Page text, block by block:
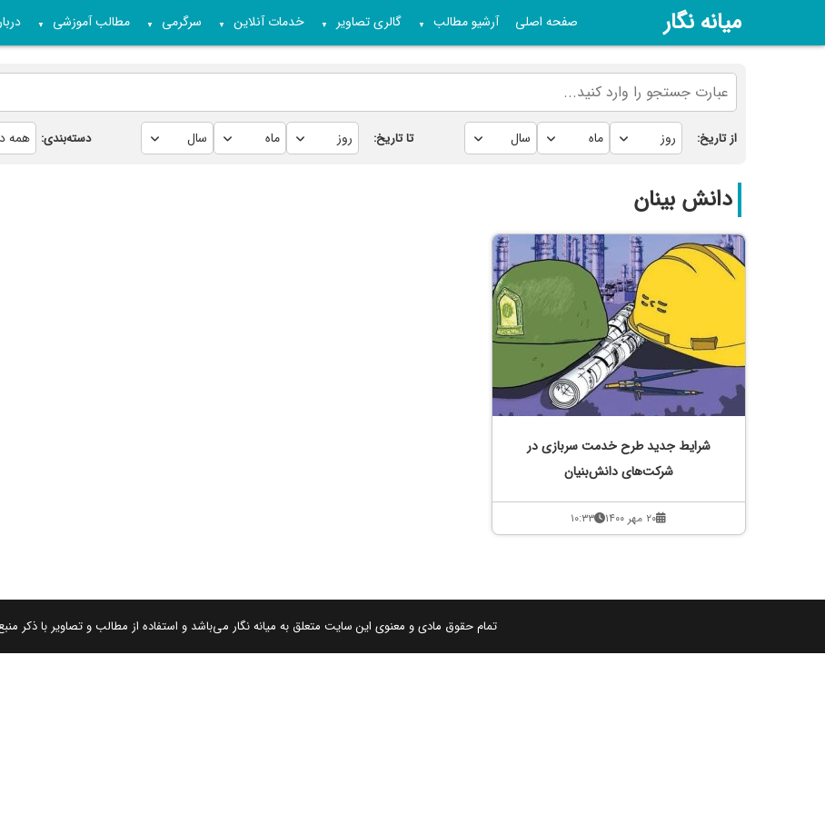
میانه نگار صفحه اصلی آرشیو مطالب ▼ گالری تصاویر ▼ خدمات آنلاین ▼ سرگرمی ▼ مطالب آموزشی ▼
از تاریخ: تا تاریخ: دسته‌بندی:
دانش بینان
شرایط جدید طرح خدمت سربازی در
شرکت‌های دانش‌بنیان
۲۰ مهر ۱۴۰۰ ۱۰:۳۳
تمام حقوق مادی و معنوی این سایت متعلق به میانه نگار می‌باشد و استفاده از مطالب و تصاویر با ذکر